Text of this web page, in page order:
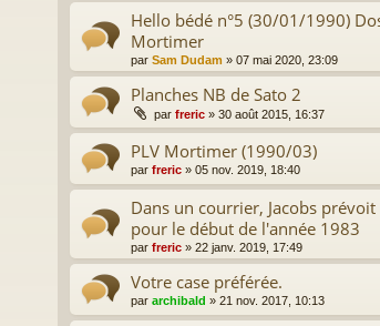
Hello bédé n°5 (30/01/1990)
Mortimer
par Sam Dudam » 07 mai 2020, 23:09
Planches NB de Sato 2
par freric » 30 août 2015, 16:37
PLV Mortimer (1990/03)
par freric » 05 nov. 2019, 18:40
Dans un courrier, Jacobs
pour le début de l'année 1983
par freric » 22 janv. 2019, 17:49
Votre case préférée.
par archibald » 21 nov. 2017, 10:13